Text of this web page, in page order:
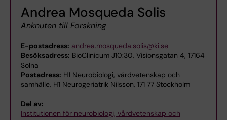
Andrea Mosqueda Solis
Anknuten till Forskning
E-postadress: andrea.mosqueda.solis@ki.se
Besöksadress: BioClinicum J10:30, Visionsgatan 4, 17164
Solna
Postadress: H1 Neurobiologi, vårdvetenskap och
samhälle, H1 Neurogeriatrik Nilsson, 171 77 Stockholm
Del av:
Institutionen för neurobiologi, vårdvetenskap och